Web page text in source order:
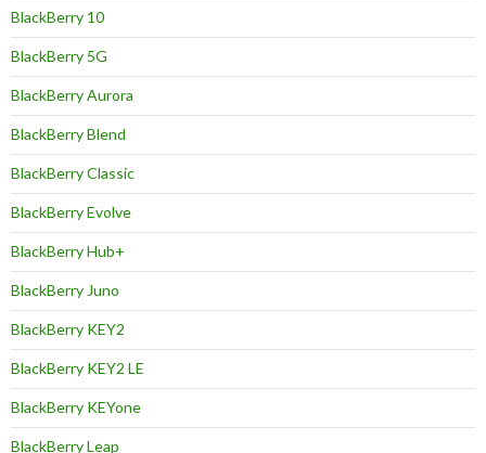
BlackBerry 10
BlackBerry 5G
BlackBerry Aurora
BlackBerry Blend
BlackBerry Classic
BlackBerry Evolve
BlackBerry Hub+
BlackBerry Juno
BlackBerry KEY2
BlackBerry KEY2 LE
BlackBerry KEYone
BlackBerry Leap